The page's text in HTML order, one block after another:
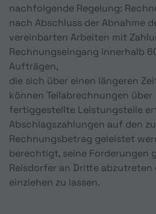
nachfolgende Regelung:
nach Abschluss der Abnahme
vereinbarten Arbeiten mit
Rechnungseingang innerhalb
Aufträgen,
die sich über einen längeren
können Teilabrechnungen über
fertiggestellte Leistungsteile
Abschlagszahlungen auf den
Rechnungsbetrag geleistet
berechtigt, seine Forderungen
Reisdorfer an Dritte
einziehen zu lassen.